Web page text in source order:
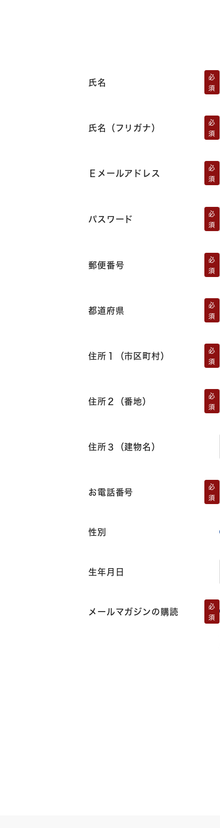
氏名
必
須
氏名（フリガナ）
必
須
Ｅメールアドレス
必
須
パスワード
必
須
郵便番号
必
須
都道府県
必
須
住所１（市区町村）
必
須
住所２（番地）
必
須
住所３（建物名）
お電話番号
必
須
性別
生年月日
メールマガジンの購読
必
須